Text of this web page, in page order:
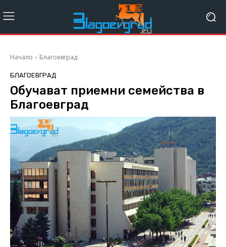
Начало Благоевград
БЛАГОЕВГРАД
Обучават приемни семейства в
Благоевград